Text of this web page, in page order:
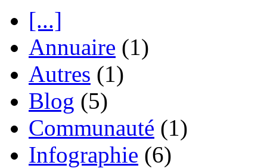
[...]
Annuaire (1)
Autres (1)
Blog (5)
Communauté (1)
Infographie (6)